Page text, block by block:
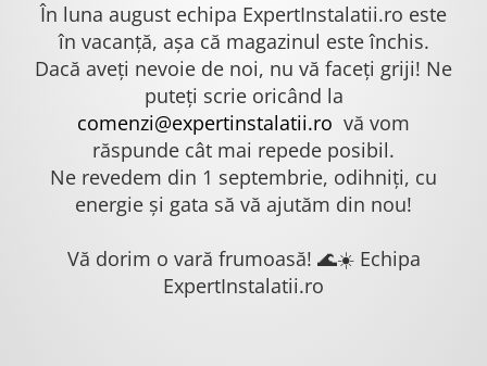
În luna august echipa ExpertInstalatii.ro este
în vacanță, așa că magazinul este închis.
Dacă aveți nevoie de noi, nu vă faceți griji! Ne
puteți scrie oricând la
comenzi@expertinstalatii.ro vă vom
răspunde cât mai repede posibil.
Ne revedem din 1 septembrie, odihniți, cu
energie și gata să vă ajutăm din nou!
Vă dorim o vară frumoasă! 🌊☀️ Echipa
ExpertInstalatii.ro